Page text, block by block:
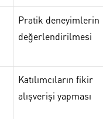
Pratik deneyimlerin
değerlendirilmesi
Katılımcıların fikir
alışverişi yapması